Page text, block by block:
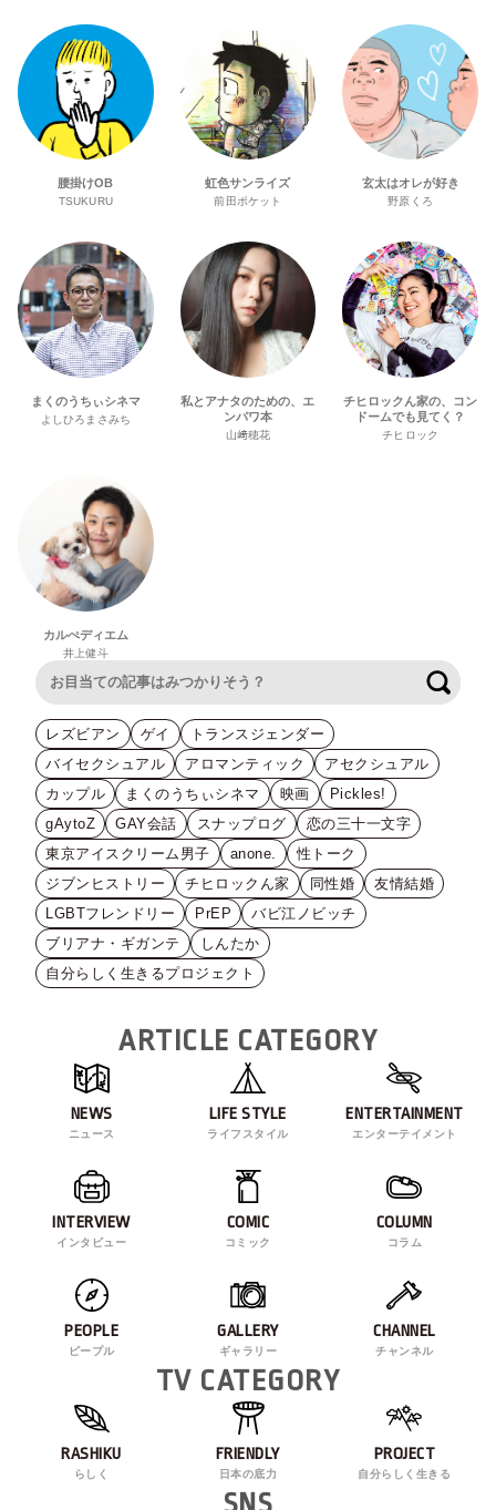
腰掛けOB
TSUKURU
虹色サンライズ
前田ポケット
玄太はオレが好き
野原くろ
まくのうちぃシネマ
よしひろまさみち
私とアナタのための、エ
ンパワ本
山﨑穂花
チヒロックん家の、コン
ドームでも見てく？
チヒロック
カルぺディエム
井上健斗
レズビアン ゲイ
トランスジェンダー
バイセクシュアル
アロマンティック
アセクシュアル
カップル
まくのうちぃシネマ 映画
Pickles!
gAytoZ
GAY会話 スナップログ
恋の三十一文字
東京アイスクリーム男子
anone.
性トーク
ジブンヒストリー
チヒロックん家 同性婚
友情結婚
LGBTフレンドリー
PrEP
バビ江ノビッチ
ブリアナ・ギガンテ
しんたか
自分らしく生きるプロジェクト
ARTICLE CATEGORY
NEWS
ニュース
LIFE STYLE
ライフスタイル
ENTERTAINMENT
エンターテイメント
INTERVIEW
インタビュー
COMIC
コミック
COLUMN
コラム
PEOPLE
ピープル
GALLERY
ギャラリー
CHANNEL
チャンネル
TV CATEGORY
RASHIKU
らしく
FRIENDLY
日本の底力
PROJECT
自分らしく生きる